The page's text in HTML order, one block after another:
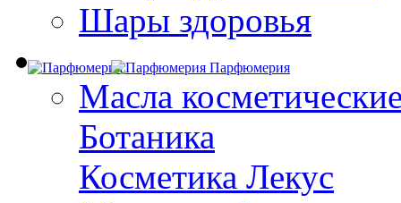
Шары здоровья
Парфюмерия
Масла
Ботаника
Косметика Лекус